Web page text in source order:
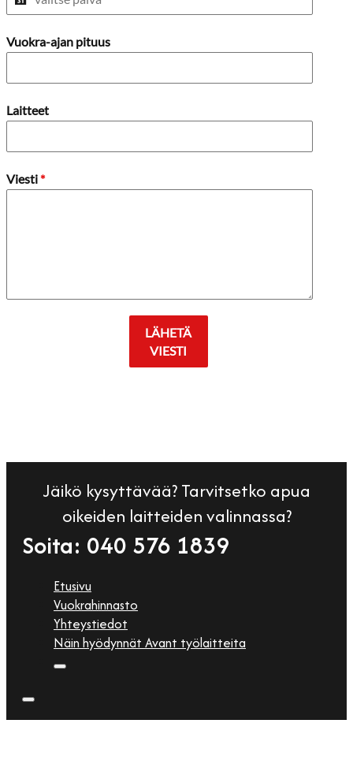
Vuokra-ajan pituus
Laitteet
Viesti*
LÄHETÄ
VIESTI
Jäikö kysyttävää? Tarvitsetko apua
oikeiden laitteiden valinnassa?
Soita: 040 576 1839
Etusivu
Vuokrahinnasto
Yhteystiedot
Näin hyödynnät Avant työlaitteita